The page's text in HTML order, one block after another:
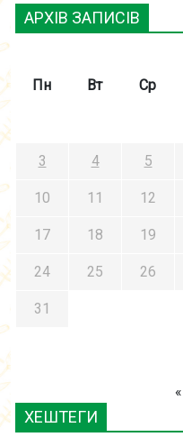
АРХІВ ЗАПИСІВ
Пн Вт Ср
3 4 5
10 11 12
17 18 19
24 25 26
31
ХЕШТЕГИ